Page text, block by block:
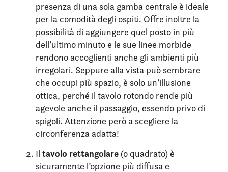
presenza di una sola gamba centrale è ideale
per la comodità degli ospiti. Offre inoltre la
possibilità di aggiungere quel posto in più
dell’ultimo minuto e le sue linee morbide
rendono accoglienti anche gli ambienti più
irregolari. Seppure alla vista può sembrare
che occupi più spazio, è solo un’illusione
ottica, perché il tavolo rotondo rende più
agevole anche il passaggio, essendo privo di
spigoli. Attenzione però a scegliere la
circonferenza adatta!
Il tavolo rettangolare (o quadrato) è
sicuramente l’opzione più diffusa e